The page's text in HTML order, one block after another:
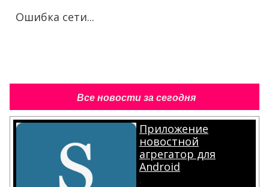
Ошибка сети...
Все новости за сегодня
Приложение
новостной
агрегатор для
Android
.